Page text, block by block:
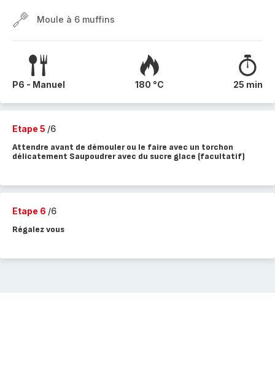
Moule à 6 muffins
P6 - Manuel 180 °C 25 min
Etape 5 /6
Attendre avant de démouler ou le faire avec un torchon
délicatement Saupoudrer avec du sucre glace (facultatif)
Etape 6 /6
Régalez vous